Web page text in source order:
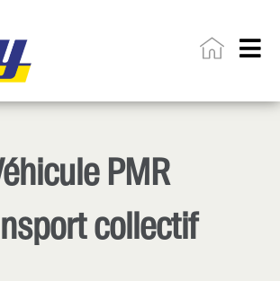
PMR
collectif